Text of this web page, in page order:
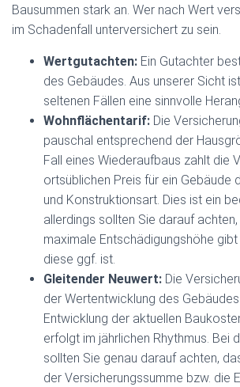
Bausummen stark an. Wer nach Wert
im Schadenfall unterversichert zu sein.
Wertgutachten: Ein Gutachter
des Gebäudes. Aus unserer Sicht
seltenen Fällen eine sinnvolle
Wohnflächentarif: Die
pauschal entsprechend der
Fall eines Wiederaufbaus zahlt die
ortsüblichen Preis für ein Gebäude
und Konstruktionsart. Dies ist ein
allerdings sollten Sie darauf
maximale Entschädigungshöhe
diese ggf. ist.
Gleitender Neuwert: Die
der Wertentwicklung des
Entwicklung der aktuellen
erfolgt im jährlichen Rhythmus. Bei
sollten Sie genau darauf achten,
der Versicherungssumme bzw. die